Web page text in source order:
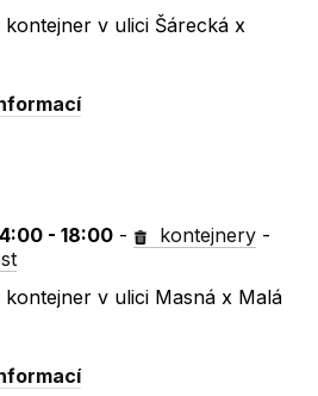
v ulici Šárecká x
- 18:00 - kontejnery -
v ulici Masná x Malá